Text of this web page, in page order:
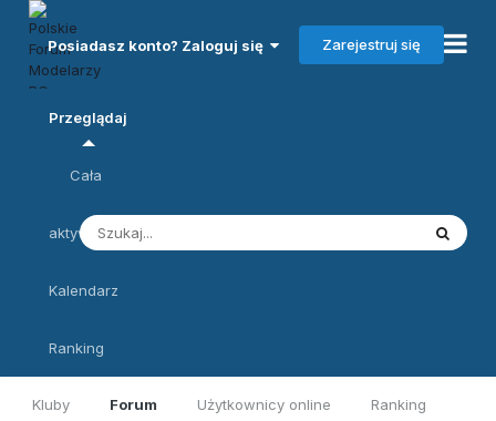
Posiadasz konto? Zaloguj się Zarejestruj się
Przeglądaj
Kluby Forum Użytkownicy online Ranking
Cała
aktywność
Kalendarz
Ranking